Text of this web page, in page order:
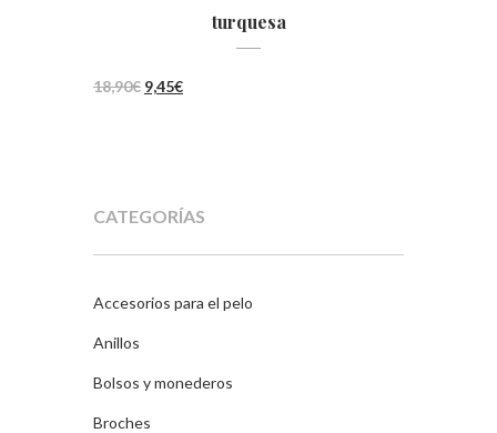
turquesa
18,90€ El
9,45€El
CATEGORÍAS
Accesorios para el pelo
Anillos
Bolsos y monederos
Broches